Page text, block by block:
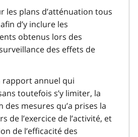
les plans d’atténuation tous
d’y inclure les
obtenus lors des
des effets de
annuel qui
toutefois s’y limiter, la
des mesures qu’a prises la
de l’exercice de l’activité, et
de l’efficacité des